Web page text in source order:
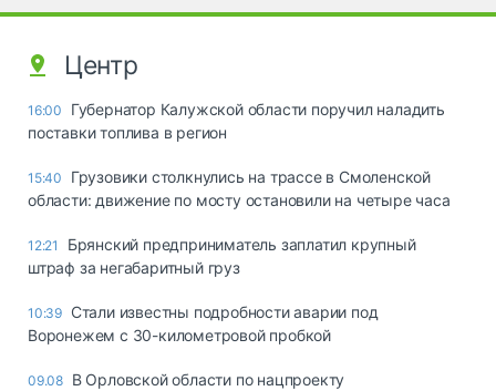
Центр
16:00
Губернатор Калужской области поручил наладить
поставки топлива в регион
15:40
Грузовики столкнулись на трассе в Смоленской
области: движение по мосту остановили на четыре часа
12:21
Брянский предприниматель заплатил крупный
штраф за негабаритный груз
10:39 Стали известны подробности аварии под
Воронежем с 30-километровой пробкой
09.08 В Орловской области по нацпроекту